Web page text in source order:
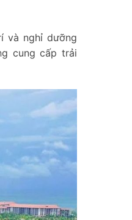
và nghỉ dưỡng
cung cấp trải